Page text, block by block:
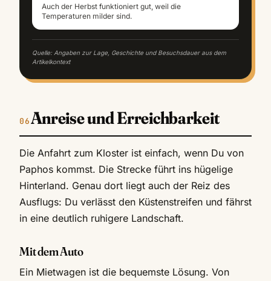
Auch der Herbst funktioniert gut, weil die
Temperaturen milder sind.
Quelle: Angaben zur Lage, Geschichte und Besuchsdauer aus dem
Artikelkontext
Anreise und Erreichbarkeit
Die Anfahrt zum Kloster ist einfach, wenn Du von
Paphos kommst. Die Strecke führt ins hügelige
Hinterland. Genau dort liegt auch der Reiz des
Ausflugs: Du verlässt den Küstenstreifen und fährst
in eine deutlich ruhigere Landschaft.
Mit dem Auto
Ein Mietwagen ist die bequemste Lösung. Von